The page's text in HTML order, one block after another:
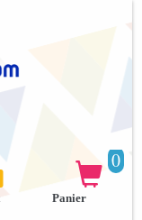
0

Panier